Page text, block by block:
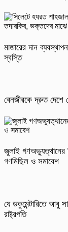
মাজারের দান
স্বস্তি
বেনজীরকে দ্রুত দেশে
জুলাই গণঅভ্যুত্থানের
গণমিছিল ও সমাবেশ
যে ডকুমেন্টারিতে আবু
রাষ্ট্রপতি